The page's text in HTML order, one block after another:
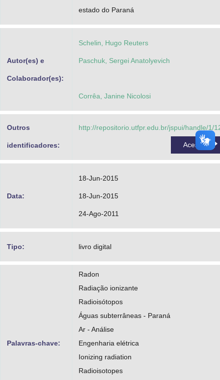
estado do Paraná
Autor(es) e
Colaborador(es):
Schelin, Hugo Reuters
Paschuk, Sergei Anatolyevich
Corrêa, Janine Nicolosi
Outros
identificadores:
http://repositorio.utfpr.edu.br/jspui/handle/1/
Acessar
Data:
18-Jun-2015
18-Jun-2015
24-Ago-2011
Tipo: livro digital
Palavras-chave:
Radon
Radiação ionizante
Radioisótopos
Águas subterrâneas - Paraná
Ar - Análise
Engenharia elétrica
Ionizing radiation
Radioisotopes